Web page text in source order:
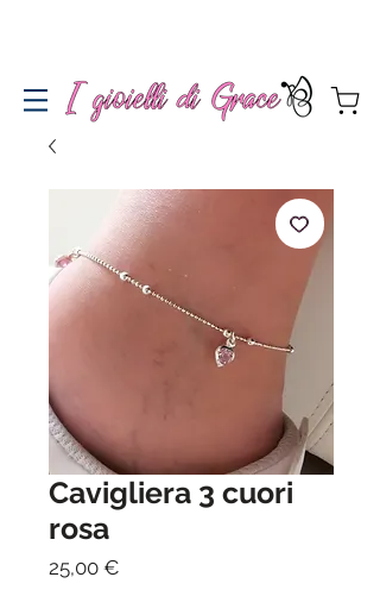
Cavigliera 3 cuori
rosa
25,00 €